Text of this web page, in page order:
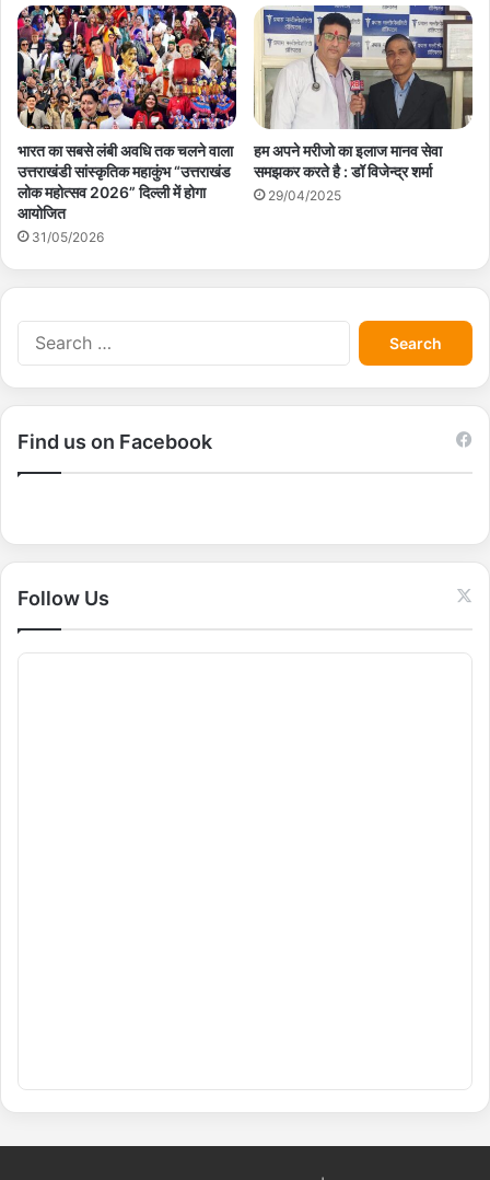
भारत का सबसे लंबी अवधि तक चलने वाला
उत्तराखंडी सांस्कृतिक महाकुंभ “उत्तराखंड
लोक महोत्सव 2026” दिल्ली में होगा
आयोजित
31/05/2026
हम अपने मरीजो का इलाज मानव सेवा
समझकर करते है : डॉ विजेन्द्र शर्मा
29/04/2025
S
e
a
r
r
:
Find us on Facebook
Follow Us